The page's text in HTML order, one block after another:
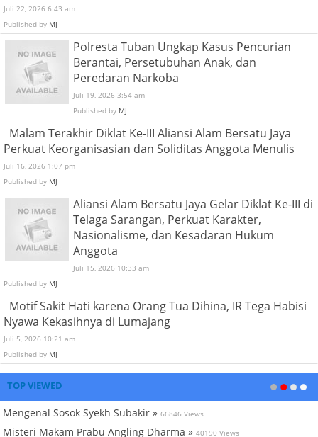
Juli 22, 2026 6:43 am
Published by MJ
Polresta Tuban Ungkap Kasus Pencurian
Berantai, Persetubuhan Anak, dan
Peredaran Narkoba
Juli 19, 2026 3:54 am
Published by MJ
Malam Terakhir Diklat Ke-III Aliansi Alam Bersatu Jaya
Perkuat Keorganisasian dan Soliditas Anggota Menulis
Juli 16, 2026 1:07 pm
Published by MJ
Aliansi Alam Bersatu Jaya Gelar Diklat Ke-III di
Telaga Sarangan, Perkuat Karakter,
Nasionalisme, dan Kesadaran Hukum
Anggota
Juli 15, 2026 10:33 am
Published by MJ
Motif Sakit Hati karena Orang Tua Dihina, IR Tega Habisi
Nyawa Kekasihnya di Lumajang
Juli 5, 2026 10:21 am
Published by MJ
TOP VIEWED
Mengenal Sosok Syekh Subakir » 66846 Views
Misteri Makam Prabu Angling Dharma » 40190 Views